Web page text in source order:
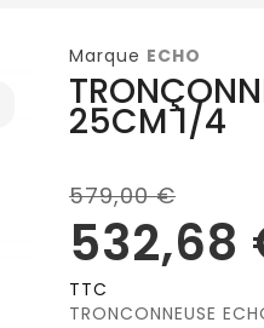
Marque ECHO
25CM 1/4
579,00 €
532,68
TTC
TRONCONNEUSE